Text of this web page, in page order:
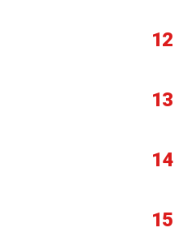
12
13
14
15